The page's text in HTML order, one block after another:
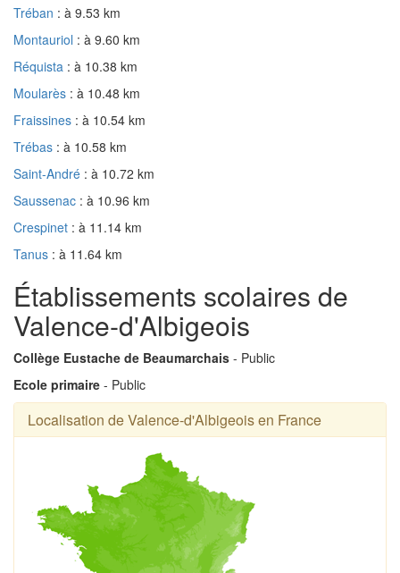
Tréban : à 9.53 km
Montauriol : à 9.60 km
Réquista : à 10.38 km
Moularès : à 10.48 km
Fraissines : à 10.54 km
Trébas : à 10.58 km
Saint-André : à 10.72 km
Saussenac : à 10.96 km
Crespinet : à 11.14 km
Tanus : à 11.64 km
Établissements scolaires de
Valence-d'Albigeois
Collège Eustache de Beaumarchais - Public
Ecole primaire - Public
Localisation de Valence-d'Albigeois en France